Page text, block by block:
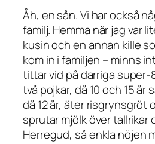
Åh, en sån. Vi har också
familj. Hemma när jag var
kusin och en annan kille
kom in i familjen – minns
tittar vid på darriga super-
två pojkar, då 10 och 15 år
då 12 år, äter risgrynsgröt
sprutar mjölk över tallrikar
Herregud, så enkla nöjen